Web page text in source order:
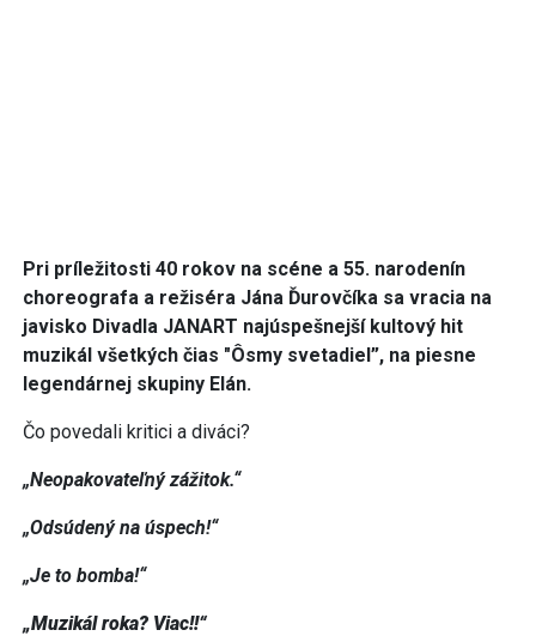
Pri príležitosti 40 rokov na scéne a 55. narodenín
choreografa a režiséra Jána Ďurovčíka sa vracia na
javisko Divadla JANART najúspešnejší kultový hit
muzikál všetkých čias "Ôsmy svetadiel”, na piesne
legendárnej skupiny Elán.
Čo povedali kritici a diváci?
„Neopakovateľný zážitok.“
„Odsúdený na úspech!“
„Je to bomba!“
„Muzikál roka? Viac!!“